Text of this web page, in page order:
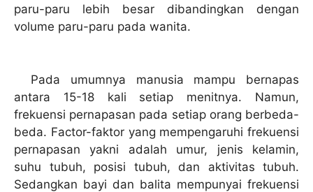
paru-paru lebih besar dibandingkan dengan
volume paru-paru pada wanita.
Pada umumnya manusia mampu bernapas
antara 15-18 kali setiap menitnya. Namun,
frekuensi pernapasan pada setiap orang berbeda-
beda. Factor-faktor yang mempengaruhi frekuensi
pernapasan yakni adalah umur, jenis kelamin,
suhu tubuh, posisi tubuh, dan aktivitas tubuh.
Sedangkan bayi dan balita mempunyai frekuensi